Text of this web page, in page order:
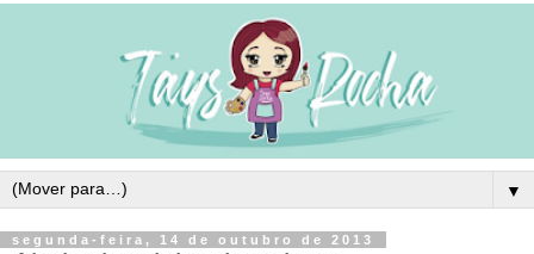
▼
segunda-feira, 14 de outubro de 2013